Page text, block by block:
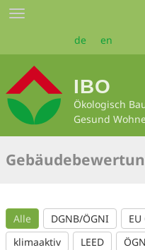
Zum
Seiteninhalt
Toggle
de en
IBO
Ökologisch
Gesund
Alle DGNB/ÖGNI
klimaaktiv
LEED